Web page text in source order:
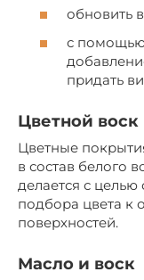
обновить
с
придать
Цветной воск
Цветные
в состав белого
делается с
подбора цвета к
поверхностей.
Масло и воск